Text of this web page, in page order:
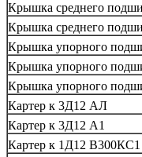
Крышка среднего
Крышка среднего
Крышка упорного
Крышка упорного
Крышка упорного
Картер к 3Д12 АЛ
Картер к 3Д12 А1
Картер к 1Д12 В300КС1